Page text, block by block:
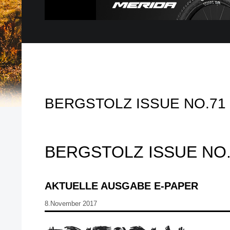
BERGSTOLZ ISSUE NO.71
BERGSTOLZ ISSUE
AKTUELLE AUSGABE E-PAPER
8.November 2017